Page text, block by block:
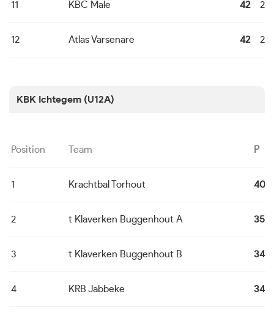
11 KBC Male 42 22
12 Atlas Varsenare 42 22
KBK Ichtegem (U12A)
Position Team P
1 Krachtbal Torhout 40
2 t Klaverken Buggenhout A 35
3 t Klaverken Buggenhout B 34
4 KRB Jabbeke 34